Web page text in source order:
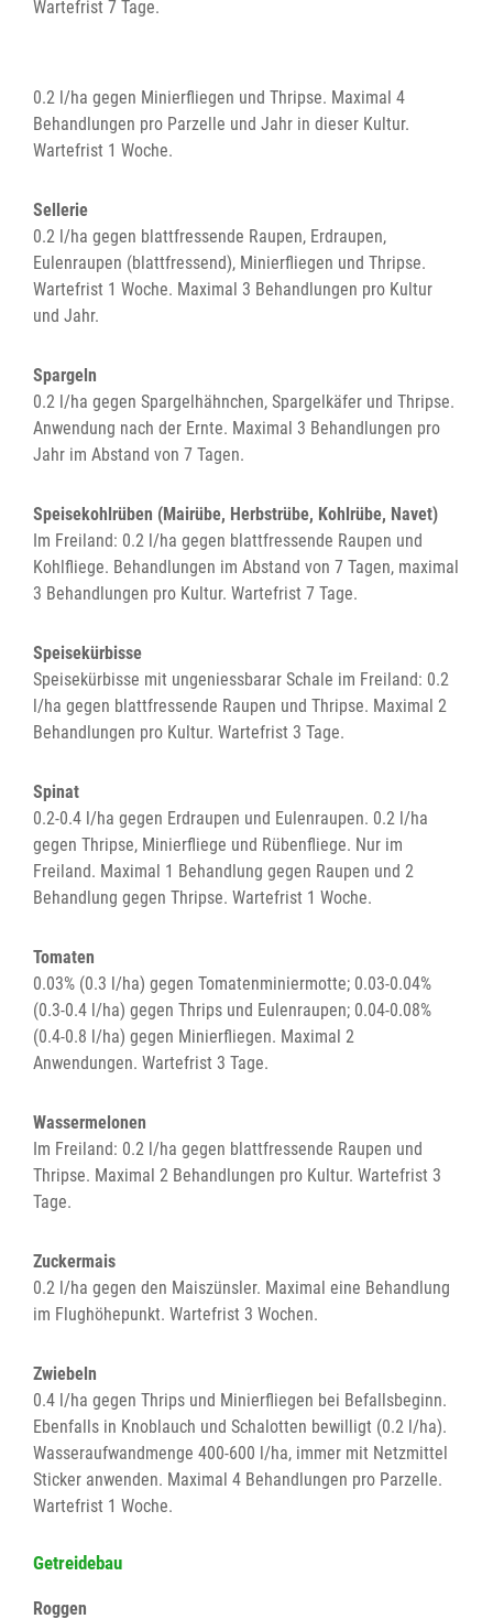
Wartefrist 7 Tage.
0.2 l/ha gegen Minierfliegen und Thripse. Maximal 4
Behandlungen pro Parzelle und Jahr in dieser Kultur.
Wartefrist 1 Woche.
Sellerie
0.2 l/ha gegen blattfressende Raupen, Erdraupen,
Eulenraupen (blattfressend), Minierfliegen und Thripse.
Wartefrist 1 Woche. Maximal 3 Behandlungen pro Kultur
und Jahr.
Spargeln
0.2 l/ha gegen Spargelhähnchen, Spargelkäfer und Thripse.
Anwendung nach der Ernte. Maximal 3 Behandlungen pro
Jahr im Abstand von 7 Tagen.
Speisekohlrüben (Mairübe, Herbstrübe, Kohlrübe, Navet)
Im Freiland: 0.2 l/ha gegen blattfressende Raupen und
Kohlfliege. Behandlungen im Abstand von 7 Tagen, maximal
3 Behandlungen pro Kultur. Wartefrist 7 Tage.
Speisekürbisse
Speisekürbisse mit ungeniessbarar Schale im Freiland: 0.2
l/ha gegen blattfressende Raupen und Thripse. Maximal 2
Behandlungen pro Kultur. Wartefrist 3 Tage.
Spinat
0.2-0.4 l/ha gegen Erdraupen und Eulenraupen. 0.2 l/ha
gegen Thripse, Minierfliege und Rübenfliege. Nur im
Freiland. Maximal 1 Behandlung gegen Raupen und 2
Behandlung gegen Thripse. Wartefrist 1 Woche.
Tomaten
0.03% (0.3 l/ha) gegen Tomatenminiermotte; 0.03-0.04%
(0.3-0.4 l/ha) gegen Thrips und Eulenraupen; 0.04-0.08%
(0.4-0.8 l/ha) gegen Minierfliegen. Maximal 2
Anwendungen. Wartefrist 3 Tage.
Wassermelonen
Im Freiland: 0.2 l/ha gegen blattfressende Raupen und
Thripse. Maximal 2 Behandlungen pro Kultur. Wartefrist 3
Tage.
Zuckermais
0.2 l/ha gegen den Maiszünsler. Maximal eine Behandlung
im Flughöhepunkt. Wartefrist 3 Wochen.
Zwiebeln
0.4 l/ha gegen Thrips und Minierfliegen bei Befallsbeginn.
Ebenfalls in Knoblauch und Schalotten bewilligt (0.2 l/ha).
Wasseraufwandmenge 400-600 l/ha, immer mit Netzmittel
Sticker anwenden. Maximal 4 Behandlungen pro Parzelle.
Wartefrist 1 Woche.
Getreidebau
Roggen